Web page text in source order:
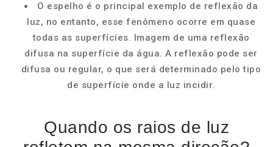
O espelho é o principal exemplo de reflexão da
luz, no entanto, esse fenômeno ocorre em quase
todas as superfícies. Imagem de uma reflexão
difusa na superfície da água. A reflexão pode ser
difusa ou regular, o que será determinado pelo tipo
de superfície onde a luz incidir.
Quando os raios de luz